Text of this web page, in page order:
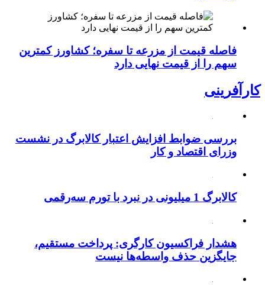
فاصله قیمت از مزرعه تا سفره؛ کشاورز کمترین
سهم را از قیمت نهایی دارد
کارآفرینی
بررسی ضوابط افزایش اعتبار کالابرگ در نشست
وزرای اقتصاد و کار
کالابرگ 1 میلیونی در نبرد با تورم سه‌رقمی
هشدار فراکسیون کارگری: پرداخت مستقیم،
جایگزین حذف واسطه‌ها نیست